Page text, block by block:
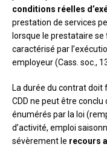
conditions réelles
prestation de services
lorsque le prestataire
caractérisé par
employeur (Cass. soc.,
La durée du contrat doit
CDD ne peut être
énumérés par la loi
d’activité, emploi
sévèrement le recours